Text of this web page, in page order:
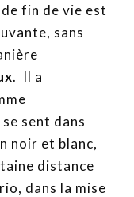
fin de vie est
sans
. Il a
sent dans
noir et blanc,
distance
dans la mise